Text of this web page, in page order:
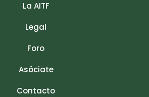
La AITF
Legal
Foro
Asóciate
Contacto